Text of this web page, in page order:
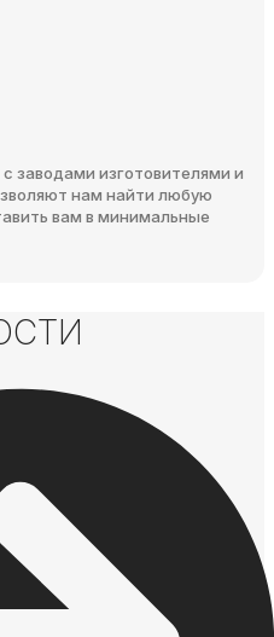
заводами изготовителями и
нам найти любую
вам в минимальные